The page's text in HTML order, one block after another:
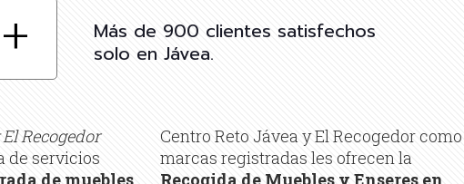
Más de 900 clientes satisfechos
solo en Jávea.
Recogedor
de servicios
de muebles
Centro Reto Jávea y El Recogedor como
marcas registradas les ofrecen la
Recogida de Muebles y Enseres en